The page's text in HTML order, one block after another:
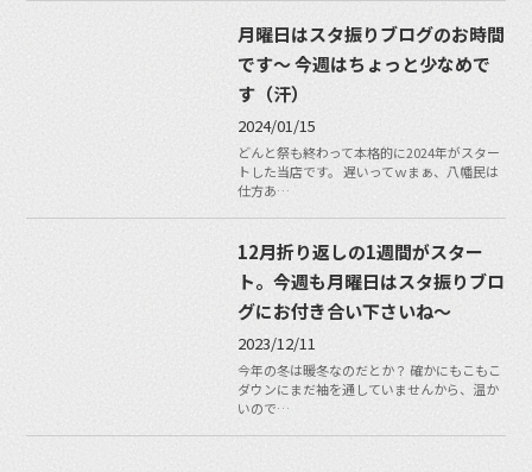
月曜日はスタ振りブログのお時間
です〜 今週はちょっと少なめで
す（汗）
2024/01/15
どんと祭も終わって本格的に2024年がスター
トした当店です。 遅いってｗまぁ、八幡民は
仕方あ…
12月折り返しの1週間がスター
ト。今週も月曜日はスタ振りブロ
グにお付き合い下さいね〜
2023/12/11
今年の冬は暖冬なのだとか？ 確かにもこもこ
ダウンにまだ袖を通していませんから、温か
いので…